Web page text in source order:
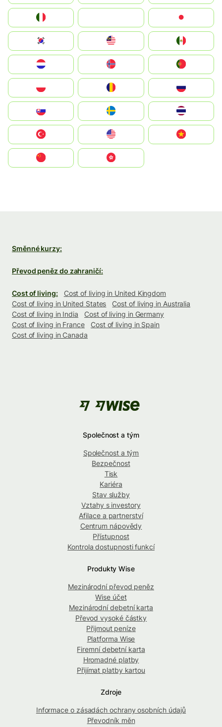
South Korea
United States
中國香港特別行政區
Směnné kurzy:
Převod peněz do zahraničí:
Cost of living:
Cost of living in United Kingdom
Cost of living in United States
Cost of living in Australia
Cost of living in India
Cost of living in Germany
Cost of living in France
Cost of living in Spain
Cost of living in Canada
Společnost a tým
Společnost a tým
Bezpečnost
Tisk
Kariéra
Stav služby
Vztahy s investory
Afilace a partnerství
Centrum nápovědy
Přístupnost
Kontrola dostupnosti funkcí
Produkty Wise
Mezinárodní převod peněz
Wise účet
Mezinárodní debetní karta
Převod vysoké částky
Přijmout peníze
Platforma Wise
Firemní debetní karta
Hromadné platby
Přijímat platby kartou
Zdroje
Informace o zásadách ochrany osobních údajů
Převodník měn